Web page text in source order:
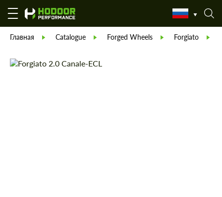
Главная Catalogue Forged Wheels Forgiato